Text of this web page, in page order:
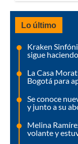
Lo último
Kraken
sigue
La Casa
Bogotá para
Se conoce
y junto a su
Melina
volante y